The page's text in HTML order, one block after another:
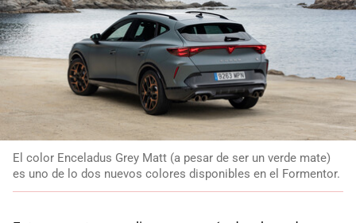
El color Enceladus Grey Matt (a pesar de ser un verde mate)
es uno de lo dos nuevos colores disponibles en el Formentor.